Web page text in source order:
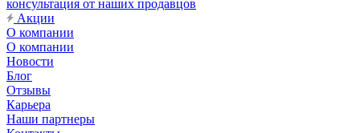
консультация от наших продавцов
Акции
О компании
О компании
Новости
Блог
Отзывы
Карьера
Наши партнеры